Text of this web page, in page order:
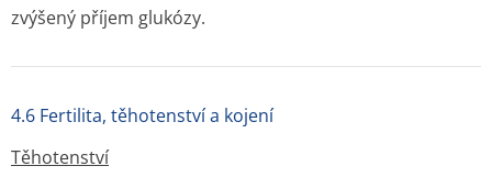
zvýšený příjem glukózy.
4.6 Fertilita, těhotenství a kojení
Těhotenství